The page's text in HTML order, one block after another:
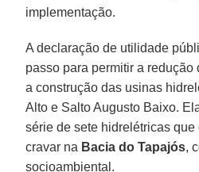
implementação.
A declaração de utilidade
passo para permitir a redução
a construção das usinas
Alto e Salto Augusto Baixo.
série de sete hidrelétricas
cravar na Bacia do Tapajós,
socioambiental.